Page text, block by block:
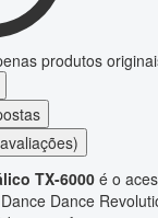
produtos
TX-6000 é o
Dance